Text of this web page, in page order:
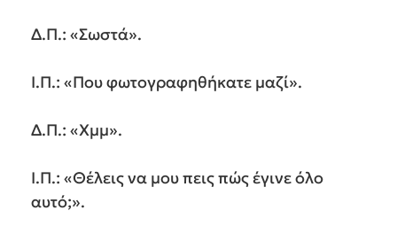
Δ.Π.: «Σωστά».
Ι.Π.: «Που φωτογραφηθήκατε μαζί».
Δ.Π.: «Χμμ».
Ι.Π.: «Θέλεις να μου πεις πώς έγινε όλο
αυτό;».